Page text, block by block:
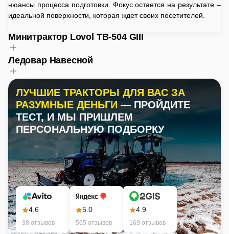
нюансы процесса подготовки. Фокус остается на результате –
идеальной поверхности, которая ждет своих посетителей.
Минитрактор Lovol TB-504 GIII
Мощность двигателя:
50 л.с.
Объем топливного бака
65 л
Синхронизатор КПП :
Да
Ходоуменьшитель:
Нет
Блокировка дифференциала:
Раздельная
Тип ВОМ:
Шлицевой
Тип навесной системы:
Трёхточечная
Регулировка колеи
Ледовар Навесной
Длина
1098 мм
Ширина:
2022 мм
Высота:
1795 мм
Эксплуатационная масса:
750 кг
Страна производитель:
Россия
ЛУЧШИЕ ТРАКТОРЫ ДЛЯ ВАС ЗА
РАЗУМНЫЕ ДЕНЬГИ — ПРОЙДИТЕ
ТЕСТ, И МЫ ПРИШЛЕМ
ПЕРСОНАЛЬНУЮ ПОДБОРКУ
4.6
38 отзывов
5.0
565 отзывов
4.9
169 отзывов